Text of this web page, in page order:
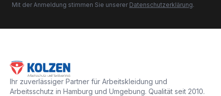
Mit der Anmeldung stimmen Sie unserer Datenschutzerklärung.
Ihr zuverlässiger Partner für Arbeitskleidung und
Arbeitsschutz in Hamburg und Umgebung. Qualität seit 2010.